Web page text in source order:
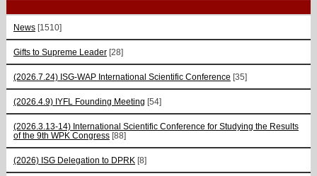
News [1510]
Gifts to Supreme Leader [28]
(2026.7.24) ISG-WAP International Scientific Сonference [35]
(2026.4.9) IYFL Founding Meeting [54]
(2026.3.13-14) International Scientific Conference for Studying the Results
of the 9th WPK Congress [88]
(2026) ISG Delegation to DPRK [8]